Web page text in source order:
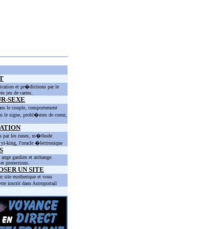
et pr�dictions par le
jeu de cartes.
SEXE
le couple, comportement
le signe, probl�mes de coeur,
par les runes, m�thode
yi-king, l'oracle �lectronique
gardien et archange.
protections.
UN SITE
site esotherique et vous
inscrit dans Astroportail